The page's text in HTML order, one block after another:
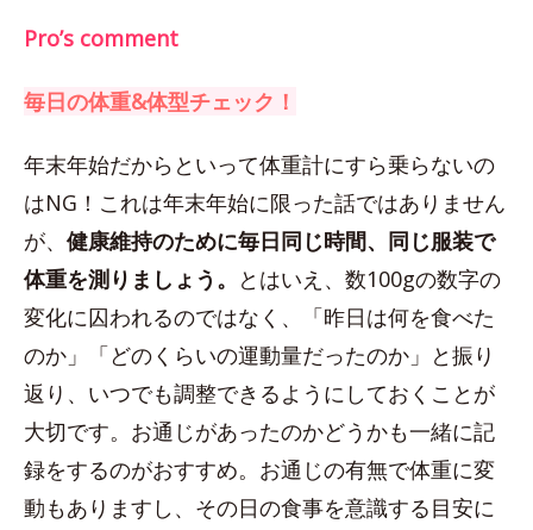
Pro’s comment
毎日の体重&体型チェック！
年末年始だからといって体重計にすら乗らないの
はNG！これは年末年始に限った話ではありません
が、 健康維持のために毎日同じ時間、同じ服装で
体重を測りましょう。 とはいえ、数100gの数字の
変化に囚われるのではなく、「昨日は何を食べた
のか」「どのくらいの運動量だったのか」と振り
返り、いつでも調整できるようにしておくことが
大切です。お通じがあったのかどうかも一緒に記
録をするのがおすすめ。お通じの有無で体重に変
動もありますし、その日の食事を意識する目安に